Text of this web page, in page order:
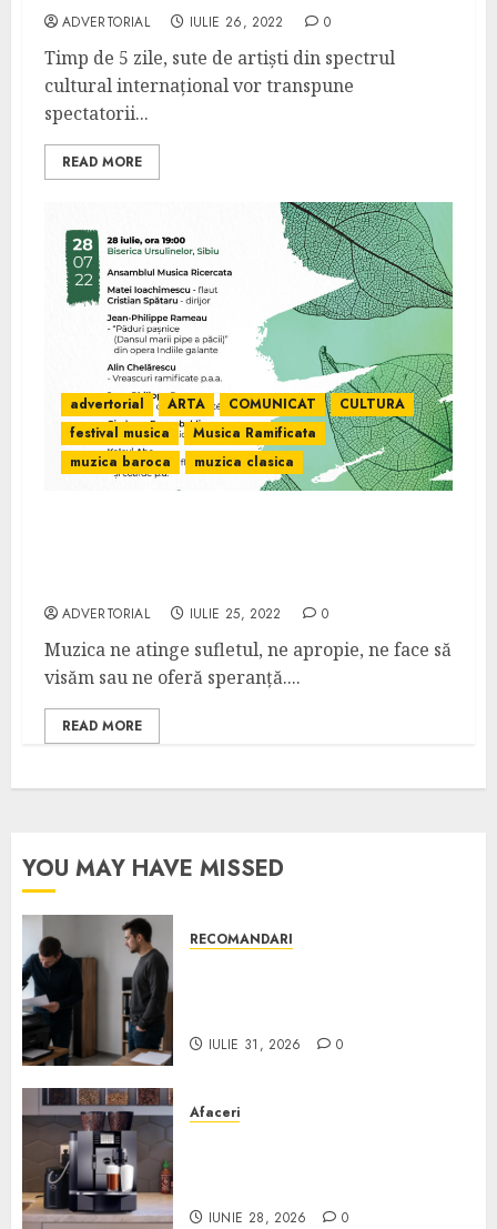
ADVERTORIAL IULIE 26, 2022 0
Timp de 5 zile, sute de artiști din spectrul
cultural internațional vor transpune
spectatorii...
READ MORE
advertorial ARTA COMUNICAT
CULTURA
festival musica
Musica Ramificata
muzica baroca
muzica clasica
ADVERTORIAL IULIE 25, 2022 0
Muzica ne atinge sufletul, ne apropie, ne face să
visăm sau ne oferă speranță....
READ MORE
YOU MAY HAVE MISSED
RECOMANDARI
IULIE 31, 2026 0
Afaceri
IUNIE 28, 2026 0